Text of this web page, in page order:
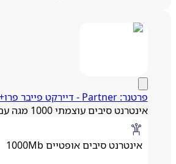
פרטנר: Partner - דיירקט פייבר פרו+ 1000 מגה
אינטרנט סיבים עוצמתי 1000 מגה עם התקנה חינם בבניינים
אינטרנט סיבים אופטיים 1000Mb